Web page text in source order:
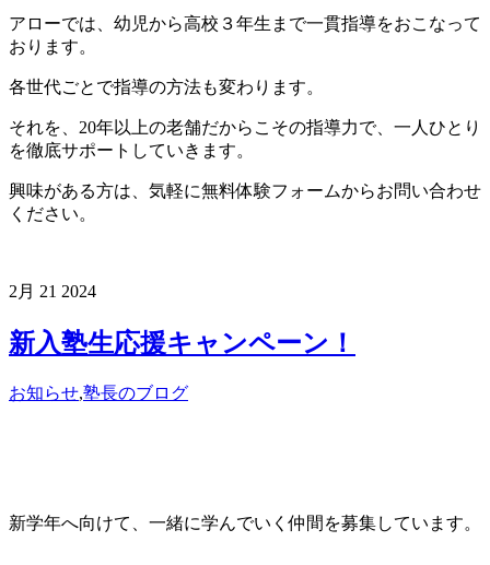
アローでは、幼児から高校３年生まで一貫指導をおこなって
おります。
各世代ごとで指導の方法も変わります。
それを、20年以上の老舗だからこその指導力で、一人ひとり
を徹底サポートしていきます。
興味がある方は、気軽に無料体験フォームからお問い合わせ
ください。
2月 21 2024
新入塾生応援キャンペーン！
お知らせ,塾長のブログ
新学年へ向けて、一緒に学んでいく仲間を募集しています。